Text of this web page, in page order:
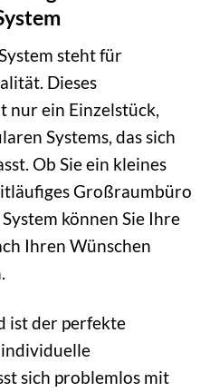
steht für
Dieses
nur ein Einzelstück,
Systems, das sich
Ob Sie ein kleines
Großraumbüro
können Sie Ihre
Ihren Wünschen
ist der perfekte
sich problemlos mit